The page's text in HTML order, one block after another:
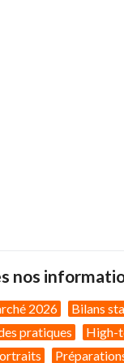
nos
2026 Bilans
pratiques
High-